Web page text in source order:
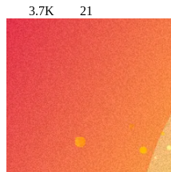
3.7K
21